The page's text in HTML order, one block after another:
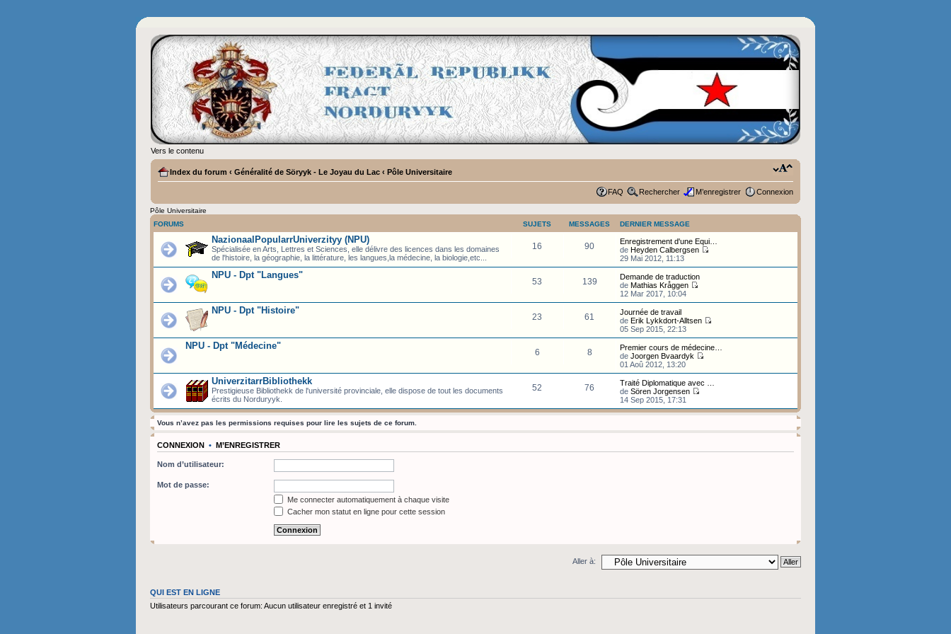
Vers le contenu
Index du forum ‹ Généralité de Söryyk - Le Joyau du Lac ‹ Pôle Universitaire
FAQ Rechercher M’enregistrer Connexion
Pôle Universitaire
FORUMS
SUJETS MESSAGES DERNIER MESSAGE
NazionaalPopularrUniverzityy (NPU)
Spécialisée en Arts, Lettres et Sciences, elle délivre des licences dans les domaines
de l'histoire, la géographie, la littérature, les langues,la médecine, la biologie,etc...
16 90
Enregistrement d'une Equi…
de Heyden Calbergsen
29 Mai 2012, 11:13
NPU - Dpt "Langues"
53 139
Demande de traduction
de Mathias Kråggen
12 Mar 2017, 10:04
NPU - Dpt "Histoire"
23 61
Journée de travail
de Erik Lykkdort-Alltsen
05 Sep 2015, 22:13
NPU - Dpt "Médecine"
6 8
Premier cours de médecine…
de Joorgen Bvaardyk
01 Aoû 2012, 13:20
UniverzitarrBibliothekk
Prestigieuse Bibliothekk de l'université provinciale, elle dispose de tout les documents
écrits du Norduryyk.
52 76
Traité Diplomatique avec …
de Sören Jorgensen
14 Sep 2015, 17:31
Vous n’avez pas les permissions requises pour lire les sujets de ce forum.
CONNEXION • M’ENREGISTRER
Nom d’utilisateur:
Mot de passe:
Me connecter automatiquement à chaque visite
Cacher mon statut en ligne pour cette session
Aller à:
QUI EST EN LIGNE
Utilisateurs parcourant ce forum: Aucun utilisateur enregistré et 1 invité